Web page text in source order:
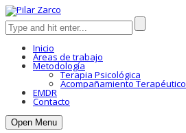
Inicio
Áreas de trabajo
Metodología
Terapia Psicológica
Acompañamiento Terapéutico
EMDR
Contacto
Open Menu